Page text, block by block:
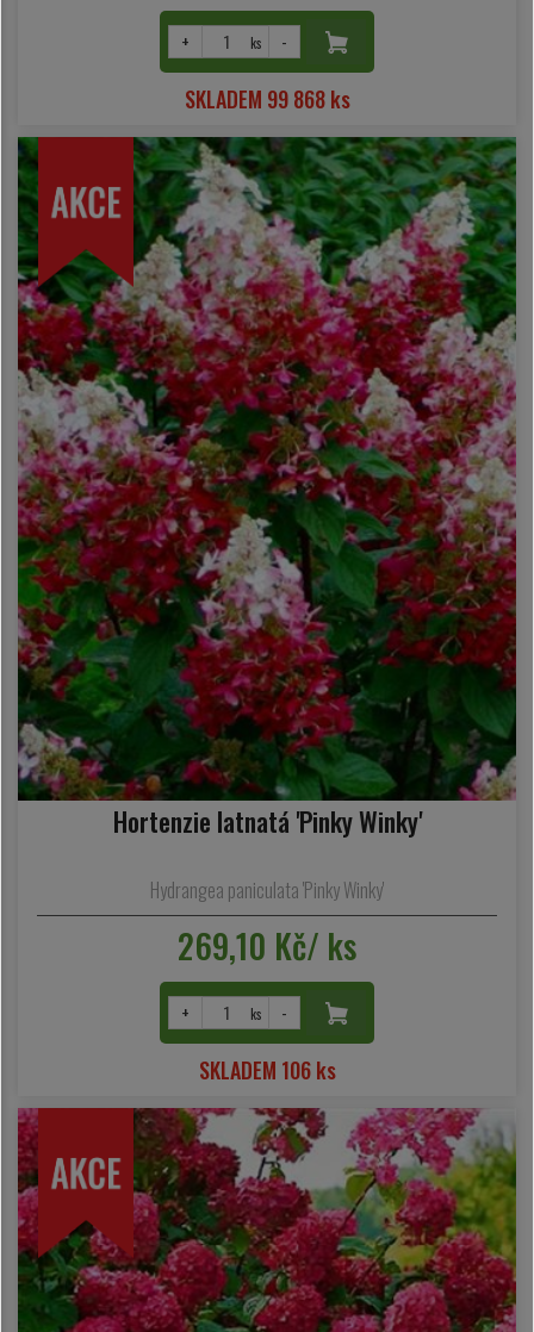
+ ks -
SKLADEM 99 868 ks
Hortenzie latnatá 'Pinky Winky'
Hydrangea paniculata 'Pinky Winky'
269,10 Kč/ ks
+ ks -
SKLADEM 106 ks